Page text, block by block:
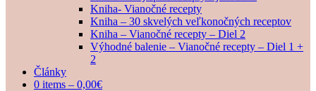
Kniha- Vianočné recepty
Kniha – 30 skvelých veľkonočných receptov
Kniha – Vianočné recepty – Diel 2
Výhodné balenie – Vianočné recepty – Diel 1 +
2
Články
0 items – 0,00€